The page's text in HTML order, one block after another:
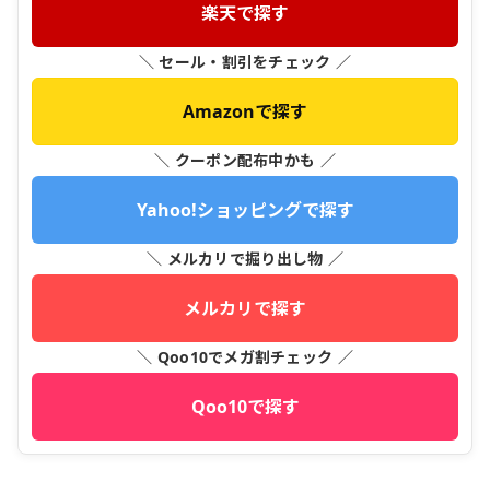
楽天で探す
＼ セール・割引をチェック ／
Amazonで探す
＼ クーポン配布中かも ／
Yahoo!ショッピングで探す
＼ メルカリで掘り出し物 ／
メルカリで探す
＼ Qoo10でメガ割チェック ／
Qoo10で探す